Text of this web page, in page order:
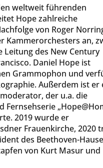
weltweit führenden
Hope zahlreiche
von Roger
Kammerorchesters an,
Leitung des New Century
Daniel Hope ist
Grammophon und
Außerdem ist er
der u.a. die
2019 wurde er
Frauenkirche, 2020
des Beethoven-
von Kurt Masur und